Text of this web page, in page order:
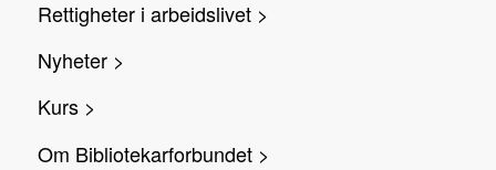
Rettigheter i arbeidslivet >
Nyheter >
Kurs >
Om Bibliotekarforbundet >